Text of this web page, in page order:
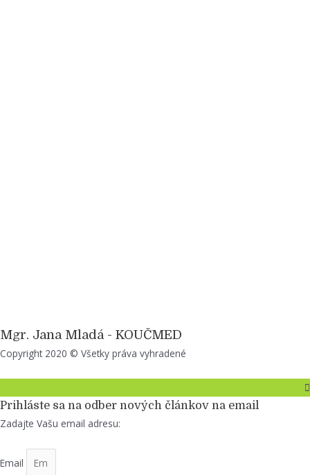
Mgr. Jana Mladá - KOUČMED
Copyright 2020 © Všetky práva vyhradené
Prihláste sa na odber nových článkov na email
Zadajte Vašu email adresu:
Email